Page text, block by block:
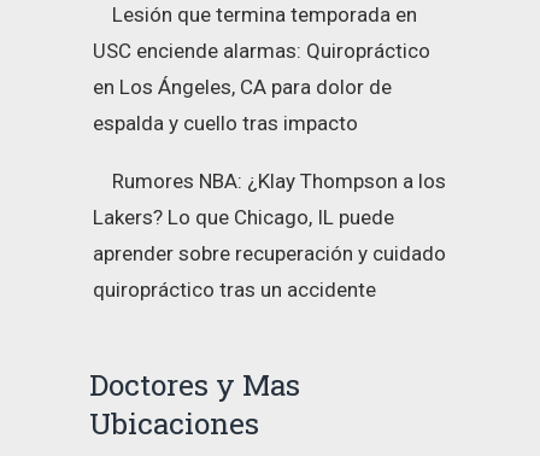
Lesión que termina temporada en
USC enciende alarmas: Quiropráctico
en Los Ángeles, CA para dolor de
espalda y cuello tras impacto
Rumores NBA: ¿Klay Thompson a los
Lakers? Lo que Chicago, IL puede
aprender sobre recuperación y cuidado
quiropráctico tras un accidente
Doctores y Mas
Ubicaciones